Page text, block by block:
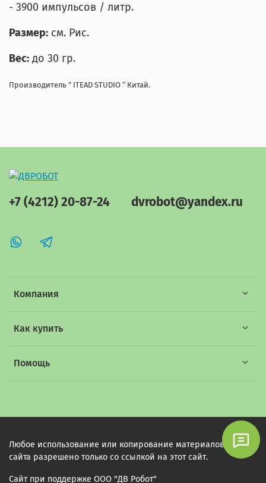
- 3900 импульсов / литр.
Размер: см. Рис.
Вес: до 30 гр.
Производитель ” ITEAD STUDIO “ Китай.
Компания
Как купить
Помощь
+7 (4212) 20-87-24 dvrobot@yandex.ru
Любое использование или копирование материалов этого
сайта разрешено только со ссылкой на этот сайт.
Сайт при поддержке ООО "ДВ Робот"